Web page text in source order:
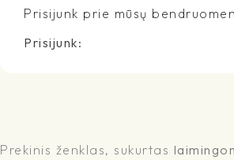
Prisijunk prie mūsų
Prisijunk:
Prekinis ženklas, sukurtas